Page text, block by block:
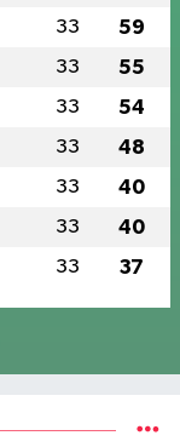
33 59
33 55
33 54
33 48
33 40
33 40
33 37